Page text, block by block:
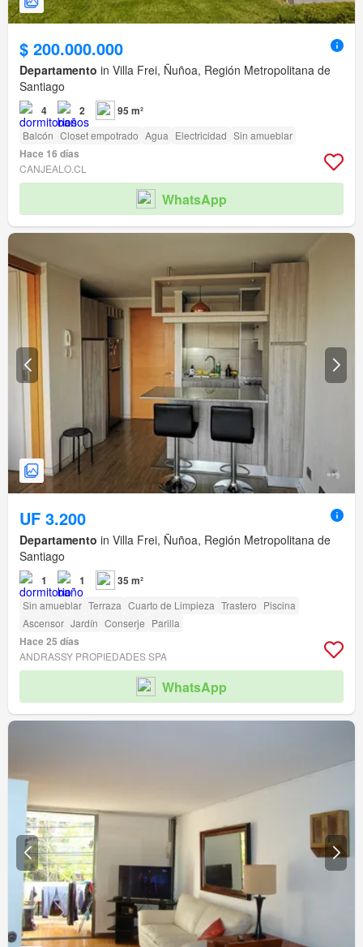
$ 200.000.000
Departamento in Villa Frei, Ñuñoa, Región Metropolitana de
Santiago
4 2 95 m²
Balcón Closet empotrado Agua Electricidad Sin amueblar
Hace 16 días
CANJEALO.CL
WhatsApp
UF 3.200
Departamento in Villa Frei, Ñuñoa, Región Metropolitana de
Santiago
1 1 35 m²
Sin amueblar Terraza Cuarto de Limpieza Trastero Piscina
Ascensor Jardín Conserje Parilla
Hace 25 días
ANDRASSY PROPIEDADES SPA
WhatsApp